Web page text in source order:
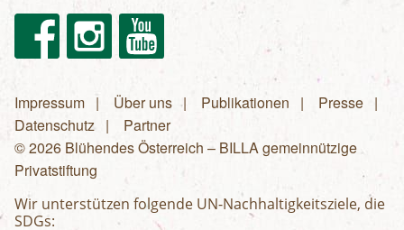
FacebookInstagram Youtube
Fußzeilenmenü
Impressum Über uns Publikationen
Presse
Datenschutz
Partner
© 2026 Blühendes Österreich – BILLA gemeinnützige
Privatstiftung
Wir unterstützen folgende UN-Nachhaltigkeitsziele, die
SDGs: